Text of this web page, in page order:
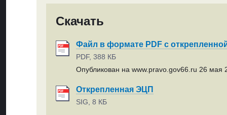
Скачать
Файл в формате PDF с
PDF, 388 КБ
Опубликован на www.pravo.gov66.ru 26 мая
Открепленная ЭЦП
SIG, 8 КБ